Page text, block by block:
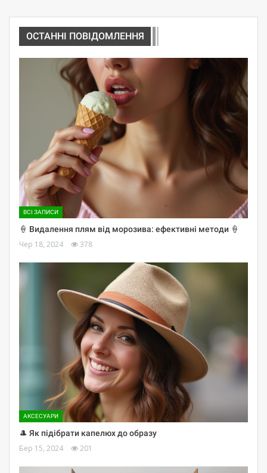
ОСТАННІ ПОВІДОМЛЕННЯ
ВСІ ЗАПИСИ
🍦 Видалення плям від морозива: ефективні методи 🍦
Чер 18, 2024 378
АКСЕСУАРИ
🎩 Як підібрати капелюх до образу
Бер 15, 2024 201